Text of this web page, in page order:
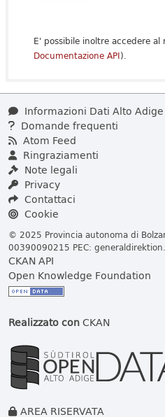
E' possibile inoltre accedere al
Documentazione API).
Informazioni Dati Alto Adige
Domande frequenti
Atom Feed
Ringraziamenti
Note legali
Privacy
Contattaci
Cookie
© 2025 Provincia autonoma di
00390090215 PEC:
CKAN API
Open Knowledge Foundation
Realizzato conCKAN
AREA RISERVATA